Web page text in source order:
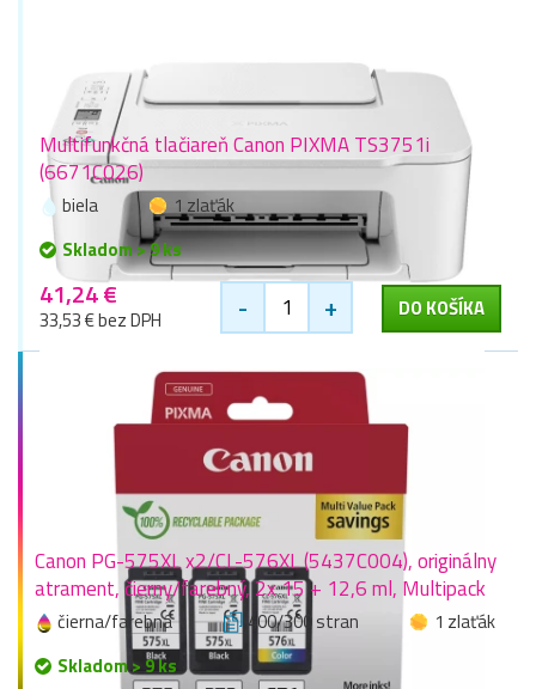
Multifunkčná tlačiareň Canon PIXMA TS3751i
(6671C026)
biela
1 zlaťák
Skladom > 9 ks
41,24 €
33,53 € bez DPH - + DO KOŠÍKA
Canon PG-575XL x2/CL-576XL (5437C004), originálny
atrament, čierny/farebný, 2x 15 + 12,6 ml, Multipack
čierna/farebná 400/300 stran
1 zlaťák
Skladom > 9 ks